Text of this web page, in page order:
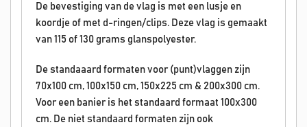
De bevestiging van de vlag is met een lusje en
koordje of met d-ringen/clips. Deze vlag is gemaakt
van 115 of 130 grams glanspolyester.
De standaaard formaten voor (punt)vlaggen zijn
70x100 cm, 100x150 cm, 150x225 cm & 200x300 cm.
Voor een banier is het standaard formaat 100x300
cm. De niet standaard formaten zijn ook